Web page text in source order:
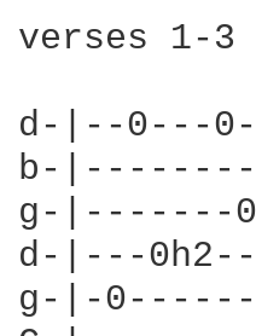
verses 1-3
d-|--0---
b-
g-|-------
d-|---
g-|-